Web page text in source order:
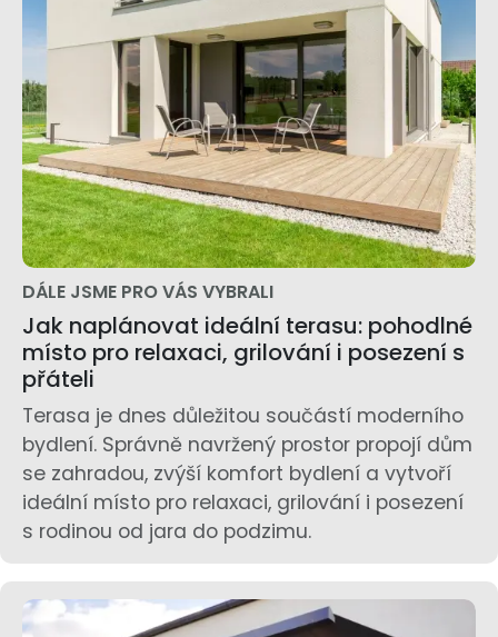
DÁLE JSME PRO VÁS VYBRALI
Jak naplánovat ideální terasu: pohodlné
místo pro relaxaci, grilování i posezení s
přáteli
Terasa je dnes důležitou součástí moderního
bydlení. Správně navržený prostor propojí dům
se zahradou, zvýší komfort bydlení a vytvoří
ideální místo pro relaxaci, grilování i posezení
s rodinou od jara do podzimu.